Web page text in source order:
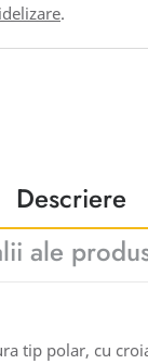
.
Descriere
ale
tip polar, cu